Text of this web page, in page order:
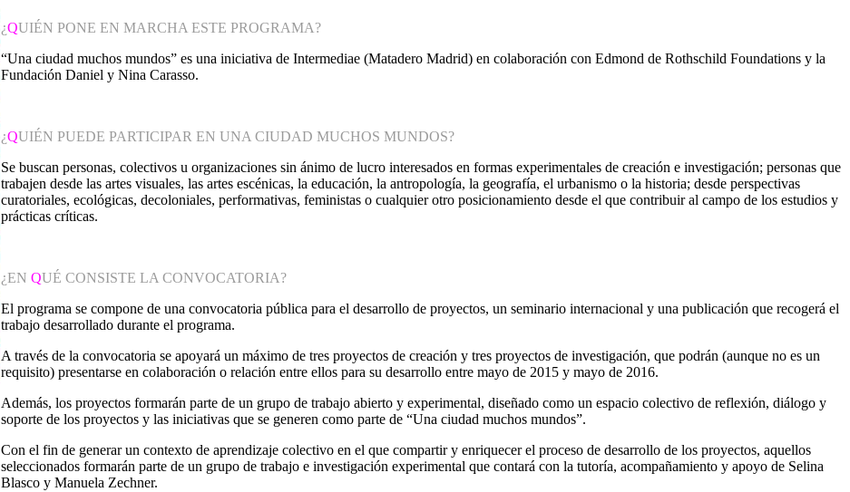
¿QUIÉN PONE EN MARCHA ESTE PROGRAMA?
“Una ciudad muchos mundos” es una iniciativa de Intermediae (Matadero Madrid) en colaboración con Edmond de Rothschild Foundations y la
Fundación Daniel y Nina Carasso.
¿QUIÉN PUEDE PARTICIPAR EN UNA CIUDAD MUCHOS MUNDOS?
Se buscan personas, colectivos u organizaciones sin ánimo de lucro interesados en formas experimentales de creación e investigación; personas que
trabajen desde las artes visuales, las artes escénicas, la educación, la antropología, la geografía, el urbanismo o la historia; desde perspectivas
curatoriales, ecológicas, decoloniales, performativas, feministas o cualquier otro posicionamiento desde el que contribuir al campo de los estudios y
prácticas críticas.
¿EN QUÉ CONSISTE LA CONVOCATORIA?
El programa se compone de una convocatoria pública para el desarrollo de proyectos, un seminario internacional y una publicación que recogerá el
trabajo desarrollado durante el programa.
A través de la convocatoria se apoyará un máximo de tres proyectos de creación y tres proyectos de investigación, que podrán (aunque no es un
requisito) presentarse en colaboración o relación entre ellos para su desarrollo entre mayo de 2015 y mayo de 2016.
Además, los proyectos formarán parte de un grupo de trabajo abierto y experimental, diseñado como un espacio colectivo de reflexión, diálogo y
soporte de los proyectos y las iniciativas que se generen como parte de “Una ciudad muchos mundos”.
Con el fin de generar un contexto de aprendizaje colectivo en el que compartir y enriquecer el proceso de desarrollo de los proyectos, aquellos
seleccionados formarán parte de un grupo de trabajo e investigación experimental que contará con la tutoría, acompañamiento y apoyo de Selina
Blasco y Manuela Zechner.